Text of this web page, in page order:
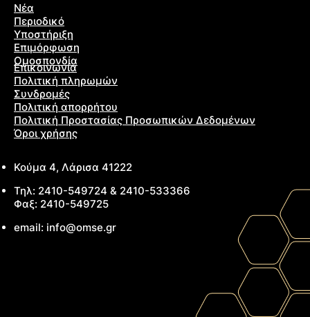
Νέα
Περιοδικό
Υποστήριξη
Επιμόρφωση
Ομοσπονδία
Επικοινωνία
Πολιτική πληρωμών
Συνδρομές
Πολιτική απορρήτου
Πολιτική Προστασίας Προσωπικών Δεδομένων
Όροι χρήσης
Κούμα 4, Λάρισα 41222
Τηλ: 2410-549724 & 2410-533366
Φαξ: 2410-549725
email: info@omse.gr